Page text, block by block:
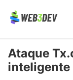
Ataque
inteligente